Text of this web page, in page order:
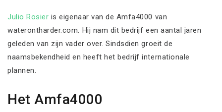
Julio Rosier is eigenaar van de Amfa4000 van
waterontharder.com. Hij nam dit bedrijf een aantal jaren
geleden van zijn vader over. Sindsdien groeit de
naamsbekendheid en heeft het bedrijf internationale
plannen.
Het Amfa4000